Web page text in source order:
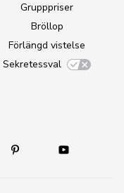
Grupppriser
Bröllop
Förlängd vistelse
Sekretessval